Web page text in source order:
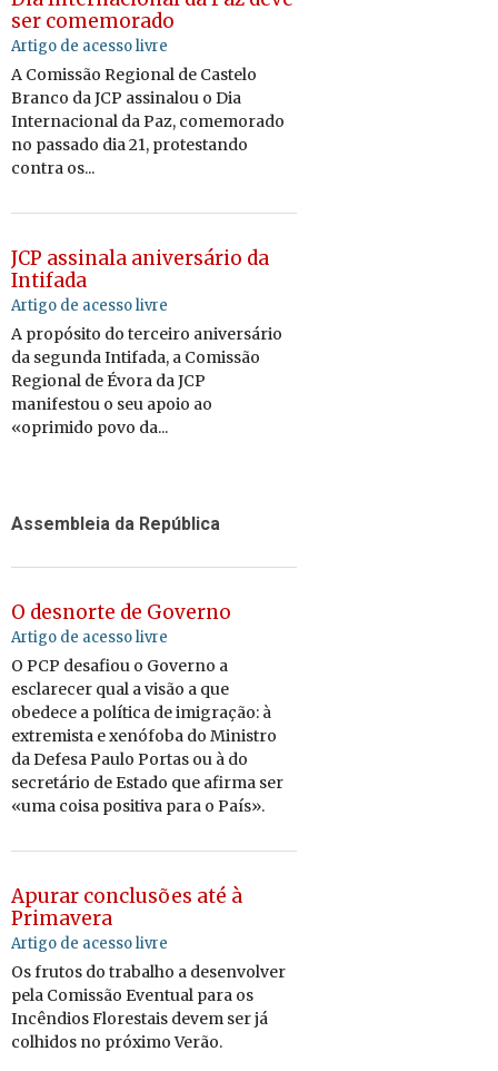
ser comemorado
Artigo de acesso livre
A Comissão Regional de Castelo
Branco da JCP assinalou o Dia
Internacional da Paz, comemorado
no passado dia 21, protestando
contra os...
JCP assinala aniversário da
Intifada
Artigo de acesso livre
A propósito do terceiro aniversário
da segunda Intifada, a Comissão
Regional de Évora da JCP
manifestou o seu apoio ao
«oprimido povo da...
Assembleia da República
O desnorte de Governo
Artigo de acesso livre
O PCP desafiou o Governo a
esclarecer qual a visão a que
obedece a política de imigração: à
extremista e xenófoba do Ministro
da Defesa Paulo Portas ou à do
secretário de Estado que afirma ser
«uma coisa positiva para o País».
Apurar conclusões até à
Primavera
Artigo de acesso livre
Os frutos do trabalho a desenvolver
pela Comissão Eventual para os
Incêndios Florestais devem ser já
colhidos no próximo Verão.